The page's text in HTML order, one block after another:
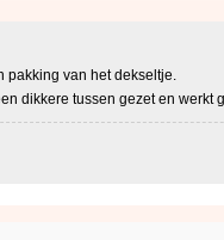
pakking van het dekseltje.
dikkere tussen gezet en werkt